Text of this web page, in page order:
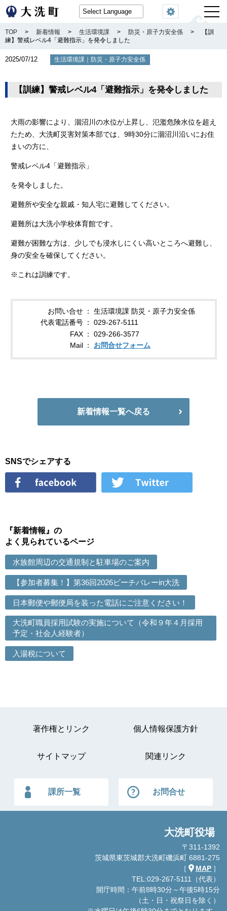
閲覧機能
TOP > 新着情報 > 生活環境課 > 防災・原子力安全係 >
【訓
練】警戒レベル4「避難指示」を発令しました
2025/07/12 生活環境課 ｜防災・原子力安全係
【訓練】警戒レベル4「避難指示」を発令しました
大雨の影響により、涸沼川の水位が上昇し、氾濫危険水位を超え
たため、大洗町災害対策本部では、9時30分に涸沼川沿いにお住
まいの方に、
警戒レベル4「避難指示」
を発令しました。
避難所や安全な親戚・知人宅に避難してください。
避難所は大洗小学校体育館です。
避難が困難な方は、少しでも浸水しにくい高いところへ避難し、
身の安全を確保してください。
※これは訓練です。
お問い合せ
生活環境課 防災・原子力安全係
代表電話番号
029-267-5111
FAX
029-266-3577
Mail
お問合せフォーム
新着情報一覧へ戻る
SNSでシェアする
『新着情報』の
よく見られているページ
水族館周辺の交通規制と駐車場のご案内
【参加者募集！】第36回2026ビーチバレーin大洗
日本郵便や郵便局を装った電話にご注意ください！
大洗町職員採用試験の実施について（令和９年４月採用
予定・社会人経験者）
入湯税について
著作権とリンク 個人情報保護方針
サイトマップ 関連リンク
課所一覧 お問合せ
大洗町役場
〒311-1392
茨城県東茨城郡大洗町磯浜町 6881-275
［
MAP ］
TEL:029-267-5111（代表）
開庁時間：午前8時30分～午後5時15分
（土・日・祝祭日を除く）